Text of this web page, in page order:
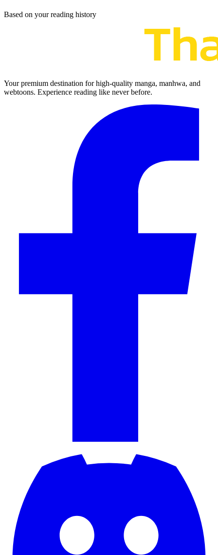
Based on your reading history
Your premium destination for high-quality manga, manhwa, and
webtoons. Experience reading like never before.